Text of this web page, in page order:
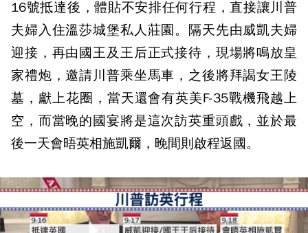
16號抵達後，體貼不安排任何行程，直接讓川普
夫婦入住溫莎城堡私人莊園。隔天先由威凱夫婦
迎接，再由國王及王后正式接待，現場將鳴放皇
家禮炮，邀請川普乘坐馬車，之後將拜謁女王陵
墓，獻上花圈，當天還會有英美F-35戰機飛越上
空，而當晚的國宴將是這次訪英重頭戲，並於最
後一天會晤英相施凱爾，晚間則啟程返國。